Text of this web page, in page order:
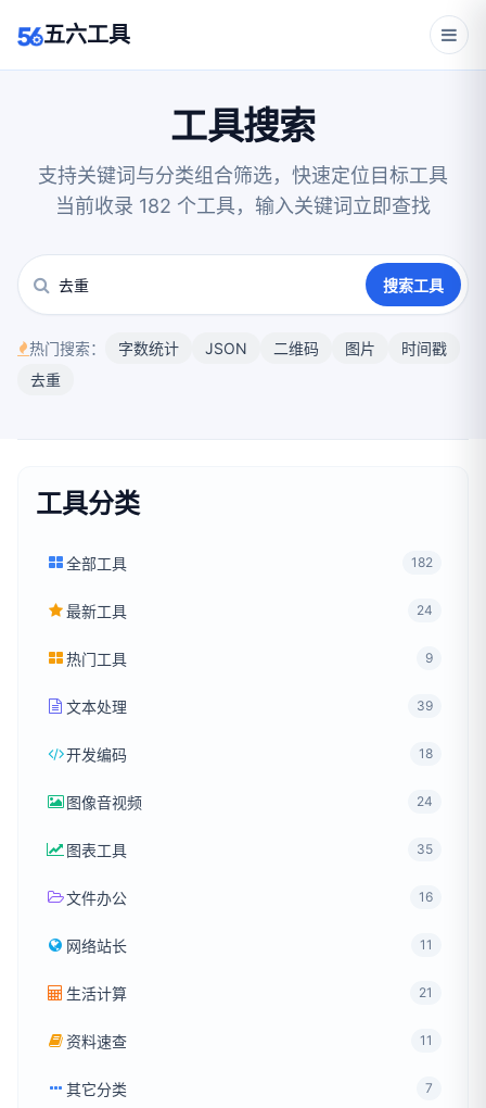
五六工具
工具搜索
支持关键词与分类组合筛选，快速定位目标工具
当前收录 182 个工具，输入关键词立即查找
搜索工具
热门搜索： 字数统计 JSON 二维码 图片
时间戳
去重
工具分类
全部工具 182
最新工具 24
热门工具 9
文本处理 39
开发编码 18
图像音视频 24
图表工具 35
文件办公 16
网络站长 11
生活计算 21
资料速查 11
其它分类 7